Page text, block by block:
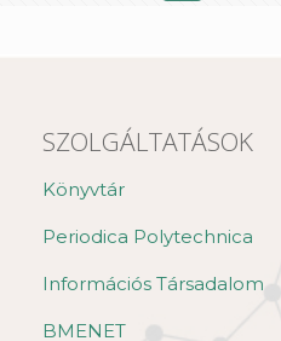
SZOLGÁLTATÁSOK
Könyvtár
Periodica Polytechnica
Információs Társadalom
BMENET